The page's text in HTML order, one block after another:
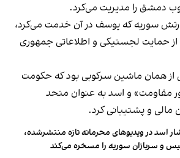
دمشق را مدیریت می‌کرد.
ارتش سوریه که یوسف در آن خدمت می‌کرد،
حمایت لجستیکی و اطلاعاتی جمهوری
همان ماشین سرکوبی بود که حکومت
مقاومت» و اسد به عنوان متحد
مالی و پشتیبانی کرد.
اسد در ویدیوهای محرمانه تازه منتشرشده،
و سربازان سوریه را مسخره می‌کند